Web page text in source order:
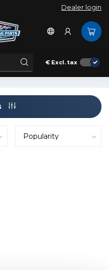
Dealer login
€ Excl. tax
24V